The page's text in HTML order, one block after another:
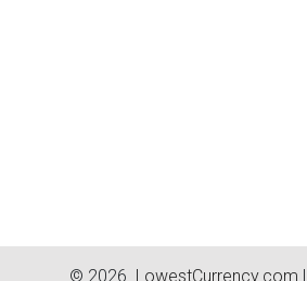
© 2026. LowestCurrency.com |